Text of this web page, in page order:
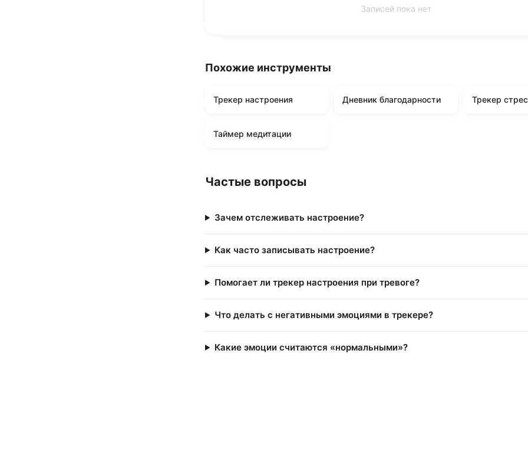
Записей пока нет
Похожие инструменты
Трекер настроения Дневник благодарности Трекер
Таймер медитации
Частые вопросы
Зачем отслеживать настроение?
Как часто записывать настроение?
Помогает ли трекер настроения при тревоге?
Что делать с негативными эмоциями в трекере?
Какие эмоции считаются «нормальными»?